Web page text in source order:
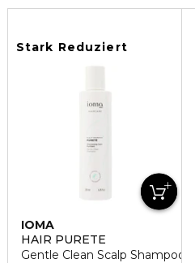
Stark Reduziert
IOMA
HAIR PURETE
Gentle Clean Scalp Shampoo